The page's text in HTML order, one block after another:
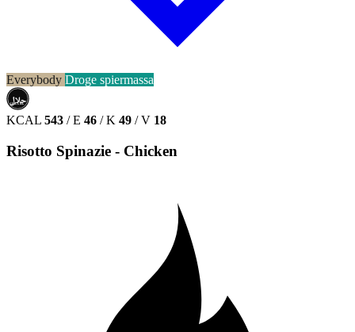
Everybody Droge spiermassa
حلال
HALAL
KCAL 543 / E 46 / K 49 / V 18
Risotto Spinazie - Chicken